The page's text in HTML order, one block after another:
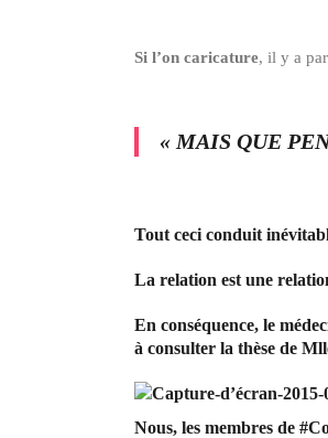
Si l’on caricature, il y a
« MAIS QUE
Tout ceci conduit
La relation est une
En conséquence, le
à consulter la thèse de
Nous, les membres de